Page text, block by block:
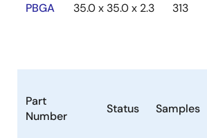
PBGA 35.0 x 35.0 x 2.3 313
Part
Number
Status Samples